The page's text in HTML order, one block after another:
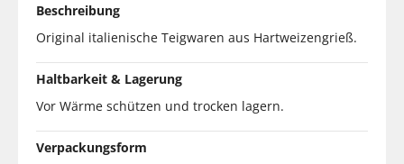
Beschreibung
Original italienische Teigwaren aus Hartweizengrieß.
Haltbarkeit & Lagerung
Vor Wärme schützen und trocken lagern.
Verpackungsform